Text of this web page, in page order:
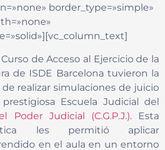
border_type=»simple»
de Acceso al Ejercicio de la
de ISDE Barcelona tuvieron la
realizar simulaciones de juicio
Escuela Judicial del
Poder Judicial (C.G.P.J.). Esta
les permitió aplicar
en el aula en un entorno